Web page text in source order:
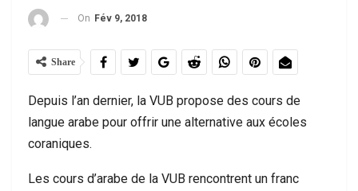
On Fév 9, 2018
Share
Depuis l’an dernier, la VUB propose des cours de
langue arabe pour offrir une alternative aux écoles
coraniques.
Les cours d’arabe de la VUB rencontrent un franc